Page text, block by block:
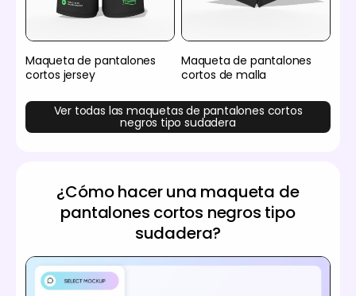
Maqueta de pantalones
cortos jersey
Maqueta de pantalones
cortos de malla
Ver todas las maquetas de pantalones cortos
negros tipo sudadera
¿Cómo hacer una maqueta de
pantalones cortos negros tipo
sudadera?